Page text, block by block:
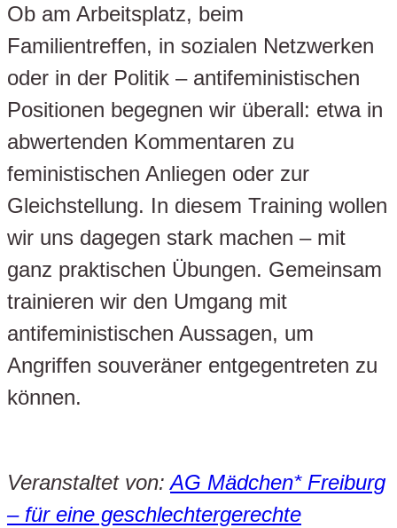
Ob am Arbeitsplatz, beim
Familientreffen, in sozialen Netzwerken
oder in der Politik – antifeministischen
Positionen begegnen wir überall: etwa in
abwertenden Kommentaren zu
feministischen Anliegen oder zur
Gleichstellung. In diesem Training wollen
wir uns dagegen stark machen – mit
ganz praktischen Übungen. Gemeinsam
trainieren wir den Umgang mit
antifeministischen Aussagen, um
Angriffen souveräner entgegentreten zu
können.
Veranstaltet von:AG Mädchen* Freiburg
– für eine geschlechtergerechte